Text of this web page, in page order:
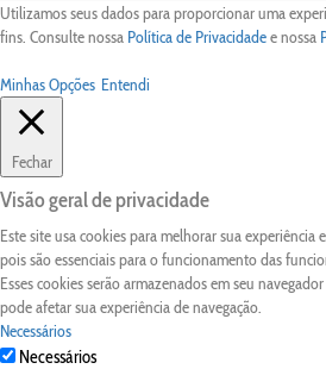
Utilizamos seus dados para proporcionar uma
fins. Consulte nossa Política de Privacidadee nossa
Minhas Opções Entendi
Fechar
Visão geral de privacidade
Este site usa cookies para melhorar sua
pois são essenciais para o funcionamento das
Esses cookies serão armazenados em seu
pode afetar sua experiência de navegação.
Necessários
Necessários